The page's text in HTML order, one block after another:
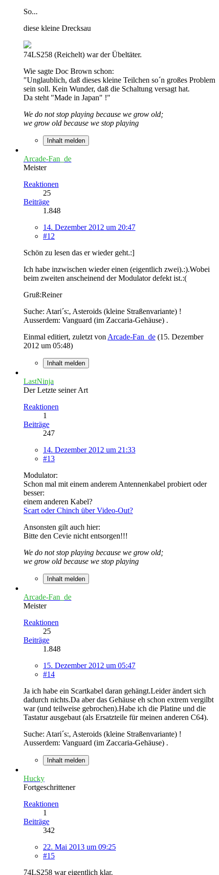
So...
diese kleine Drecksau
74LS258 (Reichelt) war der Übeltäter.
Wie sagte Doc Brown schon:
"Unglaublich, daß dieses kleine Teilchen so´n großes Problem
sein soll. Kein Wunder, daß die Schaltung versagt hat.
Da steht "Made in Japan" !"
We do not stop playing because we grow old;
we grow old because we stop playing
Inhalt melden
Arcade-Fan_de
Meister
Reaktionen
25
Beiträge
1.848
14. Dezember 2012 um 20:47
#12
Schön zu lesen das er wieder geht.:]
Ich habe inzwischen wieder einen (eigentlich zwei).:).Wobei
beim zweiten anscheinend der Modulator defekt ist.:(
Gruß:Reiner
Suche: Atari´s:, Asteroids (kleine Straßenvariante) !
Ausserdem: Vanguard (im Zaccaria-Gehäuse) .
Einmal editiert, zuletzt von Arcade-Fan_de (15. Dezember
2012 um 05:48)
Inhalt melden
LastNinja
Der Letzte seiner Art
Reaktionen
1
Beiträge
247
14. Dezember 2012 um 21:33
#13
Modulator:
Schon mal mit einem anderem Antennenkabel probiert oder
besser:
einem anderen Kabel?
Scart oder Chinch über Video-Out?
Ansonsten gilt auch hier:
Bitte den Cevie nicht entsorgen!!!
We do not stop playing because we grow old;
we grow old because we stop playing
Inhalt melden
Arcade-Fan_de
Meister
Reaktionen
25
Beiträge
1.848
15. Dezember 2012 um 05:47
#14
Ja ich habe ein Scartkabel daran gehängt.Leider ändert sich
dadurch nichts.Da aber das Gehäuse eh schon extrem vergilbt
war (und teilweise gebrochen).Habe ich die Platine und die
Tastatur ausgebaut (als Ersatzteile für meinen anderen C64).
Suche: Atari´s:, Asteroids (kleine Straßenvariante) !
Ausserdem: Vanguard (im Zaccaria-Gehäuse) .
Inhalt melden
Hucky
Fortgeschrittener
Reaktionen
1
Beiträge
342
22. Mai 2013 um 09:25
#15
74LS258 war eigentlich klar.